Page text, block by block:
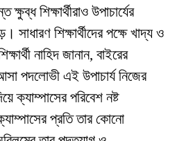
ক্ষুব্ধ শিক্ষার্থীরাও উপাচার্যের
সাধারণ শিক্ষার্থীদের পক্ষে খাদ্য ও
নাহিদ জানান, বাইরের
পদলোভী এই উপাচার্য নিজের
ক্যাম্পাসের পরিবেশ নষ্ট
প্রতি তার কোনো